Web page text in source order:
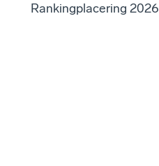
Rankingplacering 2026